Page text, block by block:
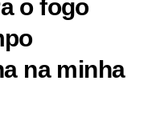
o fogo
na minha